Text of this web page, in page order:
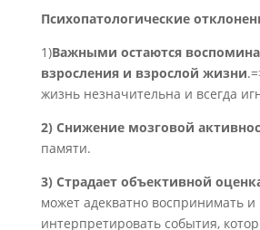
Психопатологические
1)Важными остаются
взросления и взрослой жизни
жизнь незначительна и всегда
2) Снижение мозговой
памяти.
3) Страдает объективной
может адекватно воспринимать и
интерпретировать события,